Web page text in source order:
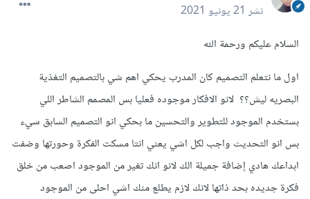
نشر21 يونيو 2021
السلام عليكم ورحمة الله
اول ما نتعلم التصميم كان المدرب يحكي اهم شي بالتصميم التغذية
البصريه ليش؟؟ لانو الافكار موجوده فعليا بس المصمم الشاطر اللي
بستخدم الموجود للتطوير والتحسين ما بحكي انو التصميم السابق سيء
بس انو التحديث واجب لكل اشي يعني انتا مسكت الفكرة وحورتها وضفت
ابداعك هادي إضافة جميلة الك لانو انك تغير من الموجود اصعب من خلق
فكرة جديده بحد ذاتها لانك لازم يطلع منك اشي احلى من الموجود